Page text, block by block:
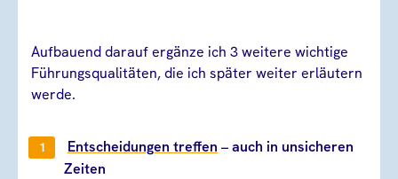
Aufbauend darauf ergänze ich 3 weitere wichtige
Führungsqualitäten, die ich später weiter erläutern
werde.
Entscheidungen treffen – auch in unsicheren
Zeiten